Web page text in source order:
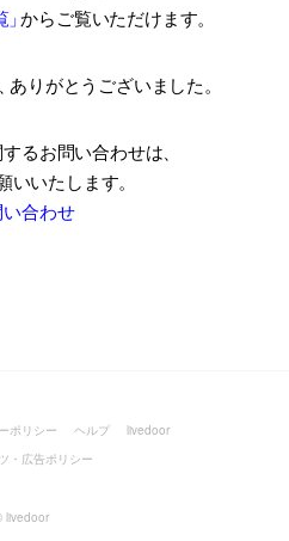
」からご覧いただけます。
ありがとうございました。
るお問い合わせは、
いいたします。
い合わせ
ポリシー ヘルプ
livedoor
・広告ポリシー
livedoor